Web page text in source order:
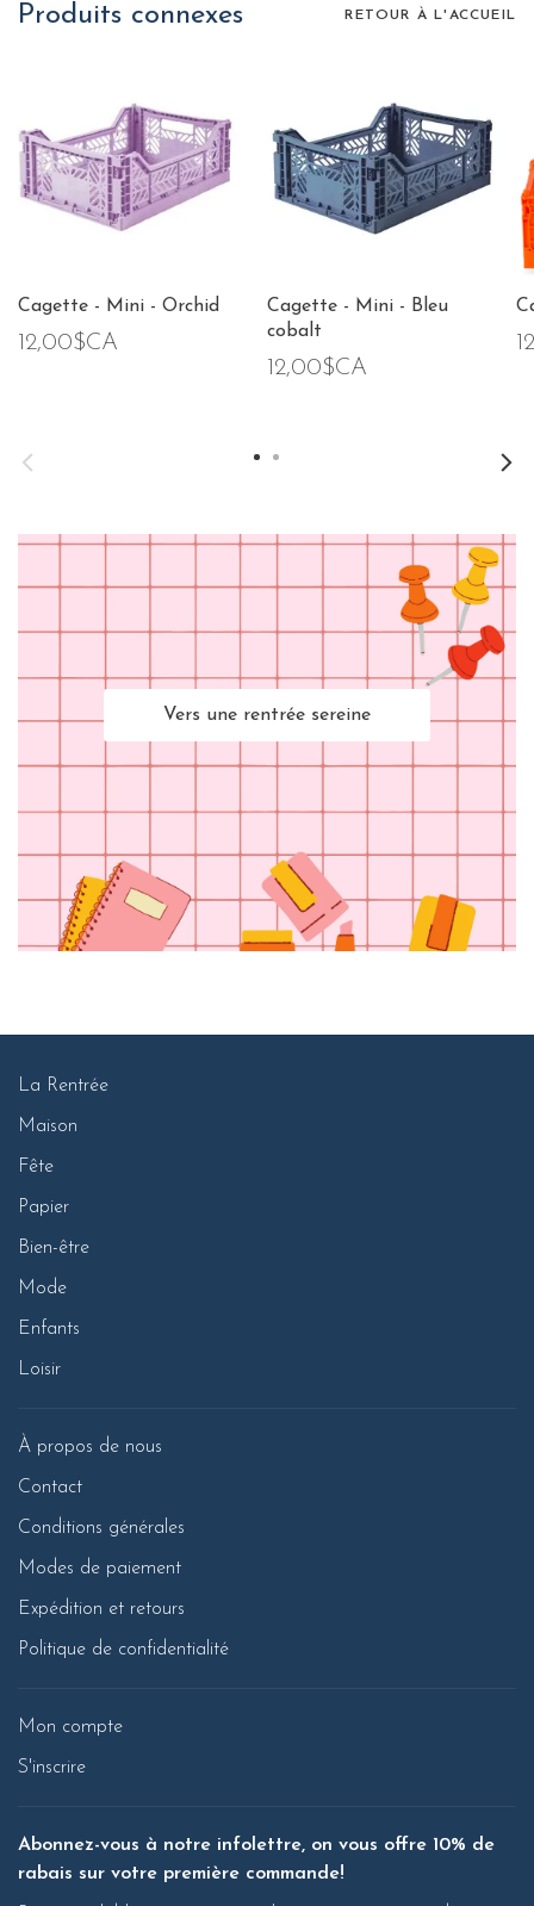
Produits connexes RETOUR À L'ACCUEIL
Cagette - Mini - Orchid
12,00$CA
Cagette - Mini - Bleu
cobalt
12,00$CA
Vers une rentrée sereine
La Rentrée
Maison
Fête
Papier
Bien-être
Mode
Enfants
Loisir
À propos de nous
Contact
Conditions générales
Modes de paiement
Expédition et retours
Politique de confidentialité
Mon compte
S'inscrire
Abonnez-vous à notre infolettre, on vous offre 10% de
rabais sur votre première commande!